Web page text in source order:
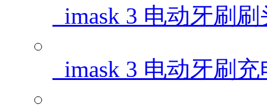
imask 3 电动牙刷
imask 3 电动牙刷充